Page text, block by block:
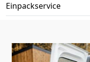
Einpackservice